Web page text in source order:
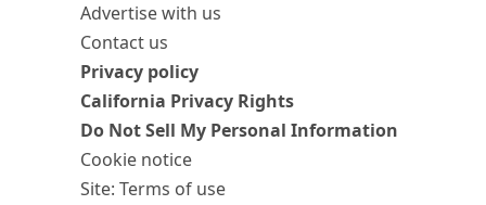
Advertise with us
Contact us
Privacy policy
California Privacy Rights
Do Not Sell My Personal Information
Cookie notice
Site: Terms of use